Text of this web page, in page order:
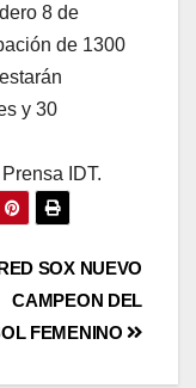
8 de
de 1300
y 30
IDT.
SOX NUEVO
CAMPEON DEL
FEMENINO